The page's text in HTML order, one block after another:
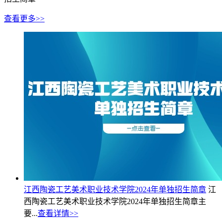
查看更多>>
江西陶瓷工艺美术职业技术学院2024年单独招生简章 江
西陶瓷工艺美术职业技术学院2024年单独招生简章主
要...查看详情>>